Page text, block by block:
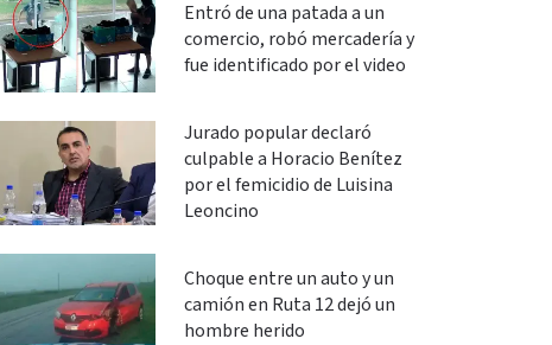
Entró de una patada a un
comercio, robó mercadería y
fue identificado por el video
Jurado popular declaró
culpable a Horacio Benítez
por el femicidio de Luisina
Leoncino
Choque entre un auto y un
camión en Ruta 12 dejó un
hombre herido